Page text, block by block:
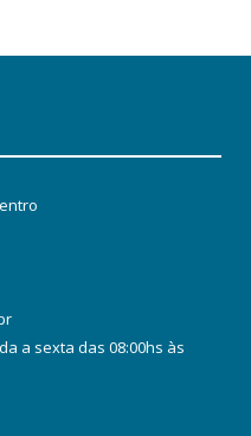
a sexta das 08:00hs às